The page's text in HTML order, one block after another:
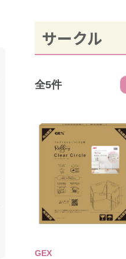
サークル
全5件
GEX